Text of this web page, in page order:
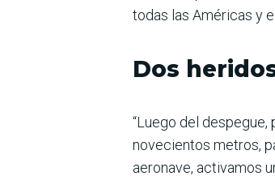
todas las Américas y
Dos
“Luego del
novecientos metros,
aeronave, activamos